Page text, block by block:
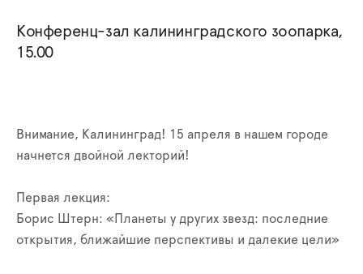
Конференц-зал калининградского зоопарка,
15.00
Внимание, Калининград! 15 апреля в нашем городе
начнется двойной лекторий!
Первая лекция:
Борис Штерн: «Планеты у других звезд: последние
открытия, ближайшие перспективы и далекие цели»